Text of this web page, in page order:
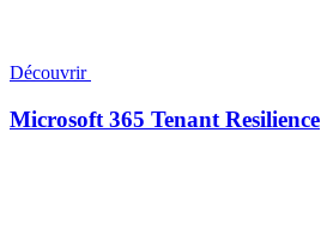
Découvrir
Microsoft 365 Tenant Resilience